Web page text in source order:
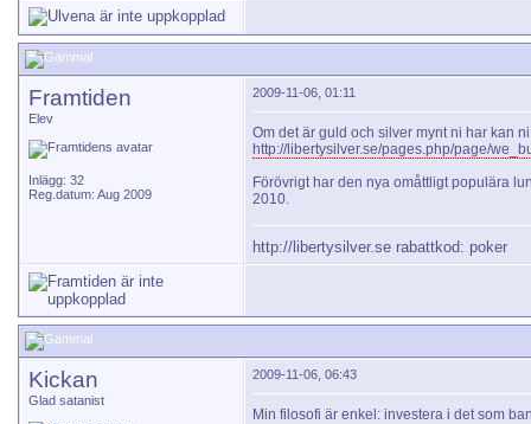
Framtiden
Elev
Inlägg: 32
Reg.datum: Aug 2009
2009-11-06, 01:11
Om det är guld och silver mynt ni har kan
http://libertysilver.se/pages.php/page/
Förövrigt har den nya omåttligt populära
2010.
http://libertysilver.se rabattkod: poker
Kickan
Glad satanist
2009-11-06, 06:43
Min filosofi är enkel: investera i det som